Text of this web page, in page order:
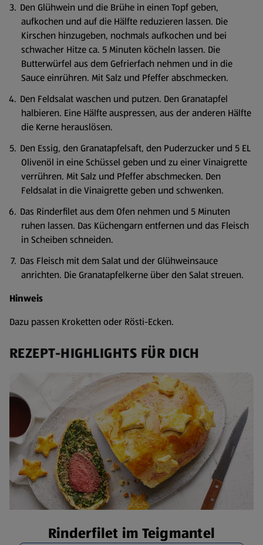
Den Glühwein und die Brühe in einen Topf geben,
aufkochen und auf die Hälfte reduzieren lassen. Die
Kirschen hinzugeben, nochmals aufkochen und bei
schwacher Hitze ca. 5 Minuten köcheln lassen. Die
Butterwürfel aus dem Gefrierfach nehmen und in die
Sauce einrühren. Mit Salz und Pfeffer abschmecken.
Den Feldsalat waschen und putzen. Den Granatapfel
halbieren. Eine Hälfte auspressen, aus der anderen Hälfte
die Kerne herauslösen.
Den Essig, den Granatapfelsaft, den Puderzucker und 5 EL
Olivenöl in eine Schüssel geben und zu einer Vinaigrette
verrühren. Mit Salz und Pfeffer abschmecken. Den
Feldsalat in die Vinaigrette geben und schwenken.
Das Rinderfilet aus dem Ofen nehmen und 5 Minuten
ruhen lassen. Das Küchengarn entfernen und das Fleisch
in Scheiben schneiden.
Das Fleisch mit dem Salat und der Glühweinsauce
anrichten. Die Granatapfelkerne über den Salat streuen.
Hinweis
Dazu passen Kroketten oder Rösti-Ecken.
REZEPT-HIGHLIGHTS FÜR DICH
Rinderfilet im Teigmantel